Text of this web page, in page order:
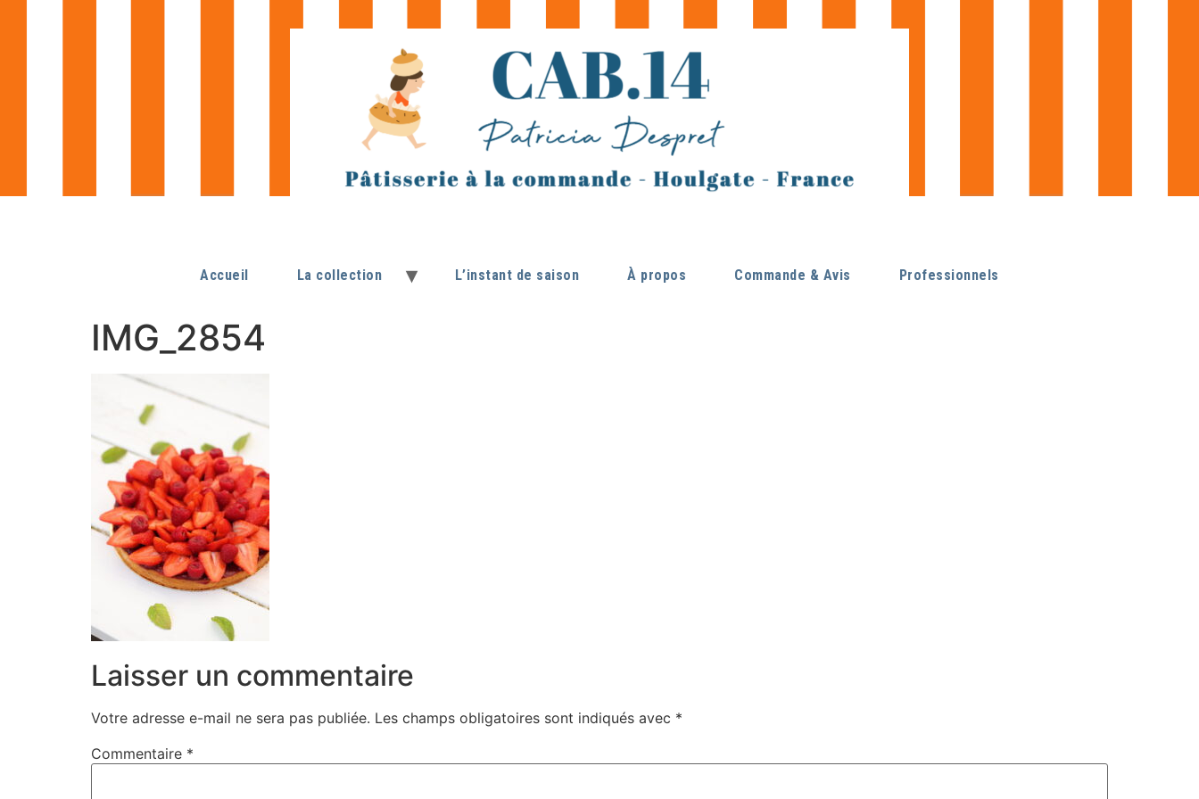
Accueil La collection L’instant de saison À propos Commande & Avis Professionnels
IMG_2854
Laisser un commentaire
Votre adresse e-mail ne sera pas publiée. Les champs obligatoires sont indiqués avec *
Commentaire *